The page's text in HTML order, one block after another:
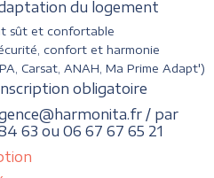
du logement
sût et confortable
confort et harmonie
Carsat, ANAH, Ma Prime Adapt')
obligatoire
/ par
63 ou 06 67 67 65 21